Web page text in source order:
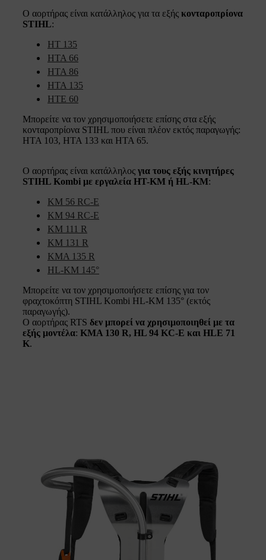
Ο αορτήρας είναι κατάλληλος για τα εξής κονταροπρίονα
STIHL:
HT 135
HTA 66
HTA 86
HTA 135
HTE 60
Μπορείτε να τον χρησιμοποιήσετε επίσης στα εξής
κονταροπρίονα STIHL που είναι πλέον εκτός παραγωγής:
HTA 103, HTA 133 και HTA 65.
Ο αορτήρας είναι κατάλληλος για τους εξής κινητήρες
STIHL Kombi με εργαλεία HT-KM ή HL-KM:
KM 56 RC-E
KM 94 RC-E
KM 111 R
KM 131 R
KMA 135 R
HL-KM 145°
Μπορείτε να τον χρησιμοποιήσετε επίσης για τον
φραχτοκόπτη STIHL Kombi HL-KM 135° (εκτός
παραγωγής).
Ο αορτήρας RTS δεν μπορεί να χρησιμοποιηθεί με τα
εξής μοντέλα: KMA 130 R, HL 94 KC-E και HLE 71
K.